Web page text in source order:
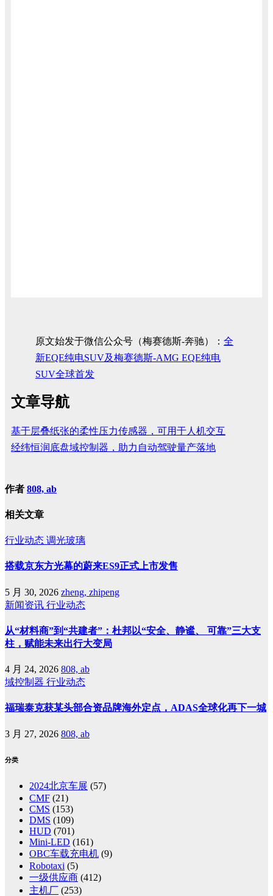
原文始发于微信公众号（梅赛德斯-奔驰）： 全
新EQE纯电SUV及梅赛德斯-AMG EQE纯电
SUV全球首发
文章导航
基于层叠纸张的柔性压力传感器，可用于人机交互
经纬恒润底盘域控制器，助力自动驾驶量产落地
作者 808, ab
相关文章
行业动态 调光玻璃
搭载京东方光幕的蔚来ES9正式上市发售
5 月 30, 2026 zheng, zhipeng
新闻资讯 行业动态
从“材料商”到“共建者”：杜邦以“安全、静谧、 可靠”三大支
柱，赋能未来出行大变局
4 月 24, 2026 808, ab
域控制器 行业动态
福瑞泰克获某头部合资品牌海外定点，ADAS全球化再下一城
3 月 27, 2026 808, ab
分类
2024北京车展 (57)
CMF (21)
CMS (153)
DMS (109)
HUD (701)
Mini-LED (161)
OBC车载充电机 (9)
Robotaxi (5)
一级供应商 (412)
主机厂 (253)